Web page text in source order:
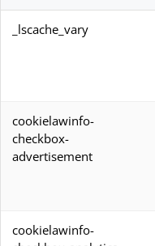
_lscache_vary
cookielawinfo-
checkbox-
advertisement
cookielawinfo-